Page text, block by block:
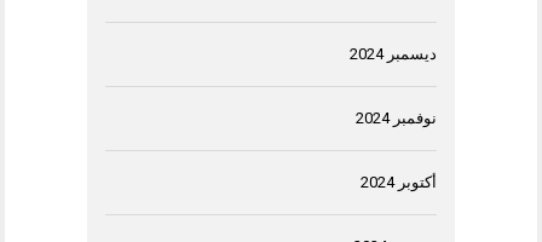
ديسمبر 2024
نوفمبر 2024
أكتوبر 2024